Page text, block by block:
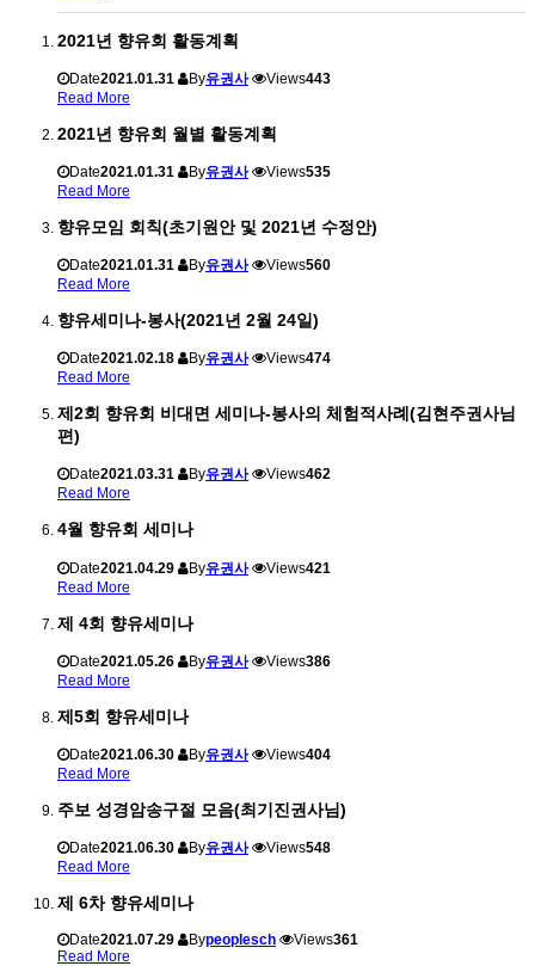
2021년 향유회 활동계획
Date2021.01.31 By유권사 Views443
Read More
2021년 향유회 월별 활동계획
Date2021.01.31 By유권사 Views535
Read More
향유모임 회칙(초기원안 및 2021년 수정안)
Date2021.01.31 By유권사 Views560
Read More
향유세미나-봉사(2021년 2월 24일)
Date2021.02.18 By유권사 Views474
Read More
제2회 향유회 비대면 세미나-봉사의 체험적사례(김현주권사님
편)
Date2021.03.31 By유권사 Views462
Read More
4월 향유회 세미나
Date2021.04.29 By유권사 Views421
Read More
제 4회 향유세미나
Date2021.05.26 By유권사 Views386
Read More
제5회 향유세미나
Date2021.06.30 By유권사 Views404
Read More
주보 성경암송구절 모음(최기진권사님)
Date2021.06.30 By유권사 Views548
Read More
제 6차 향유세미나
Date2021.07.29 Bypeoplesch Views361
Read More